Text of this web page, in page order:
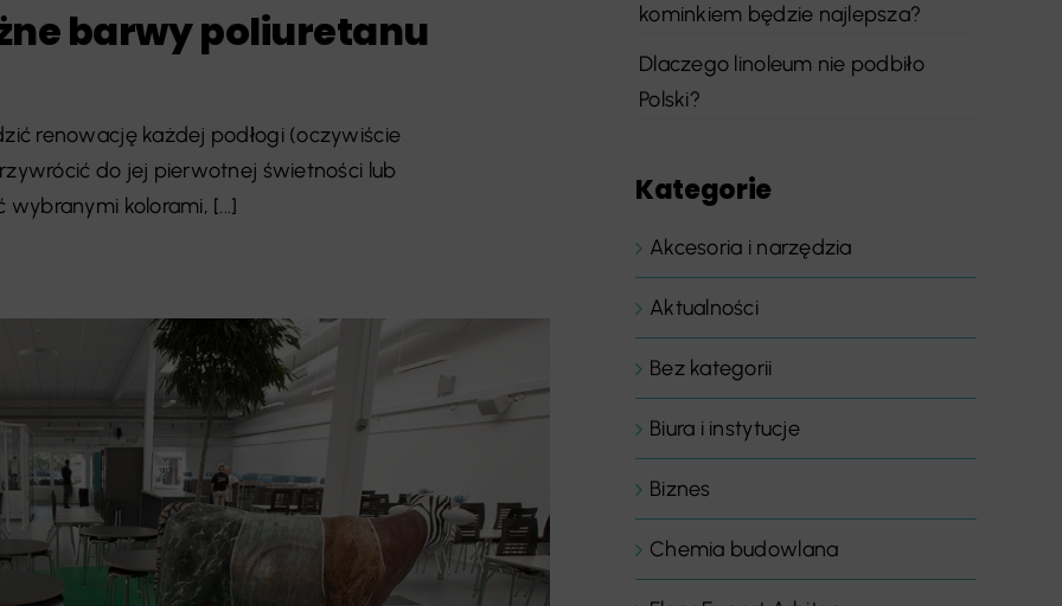
barwy poliuretanu
renowację każdej podłogi (oczywiście
do jej pierwotnej świetności lub
kolorami, [...]
kominkiem będzie najlepsza?
Dlaczego linoleum nie podbiło
Polski?
Kategorie
Akcesoria i narzędzia
Aktualności
Bez kategorii
Biura i instytucje
Biznes
Chemia budowlana